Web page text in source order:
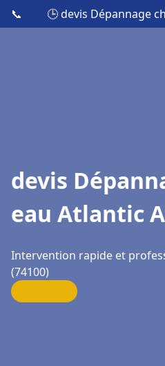
📞 🕒 devis Dépannage
devis
eau Atlantic
Intervention rapide et
(74100)